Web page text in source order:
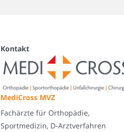
Kontakt
MediCross MVZ
Fachärzte für Orthopädie,
Sportmedizin, D-Arztverfahren